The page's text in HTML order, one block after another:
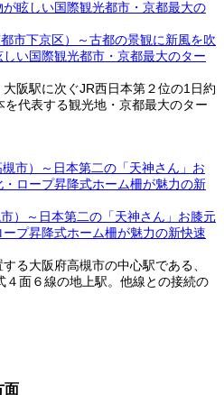
市下京区）～古都の景観に新風を吹
い国際観光都市・京都最大のター
阪駅に次ぐJR西日本第２位の1日約
代表する観光地・京都最大のター
）～日本第二の「天神さん」お膝元
プ昇降式ホーム柵が魅力の新快速
る大阪府高槻市の中心駅である、
面６線の地上駅。他線との接続の
面